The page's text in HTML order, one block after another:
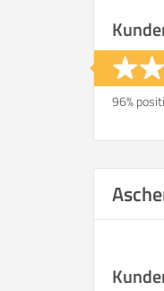
96%